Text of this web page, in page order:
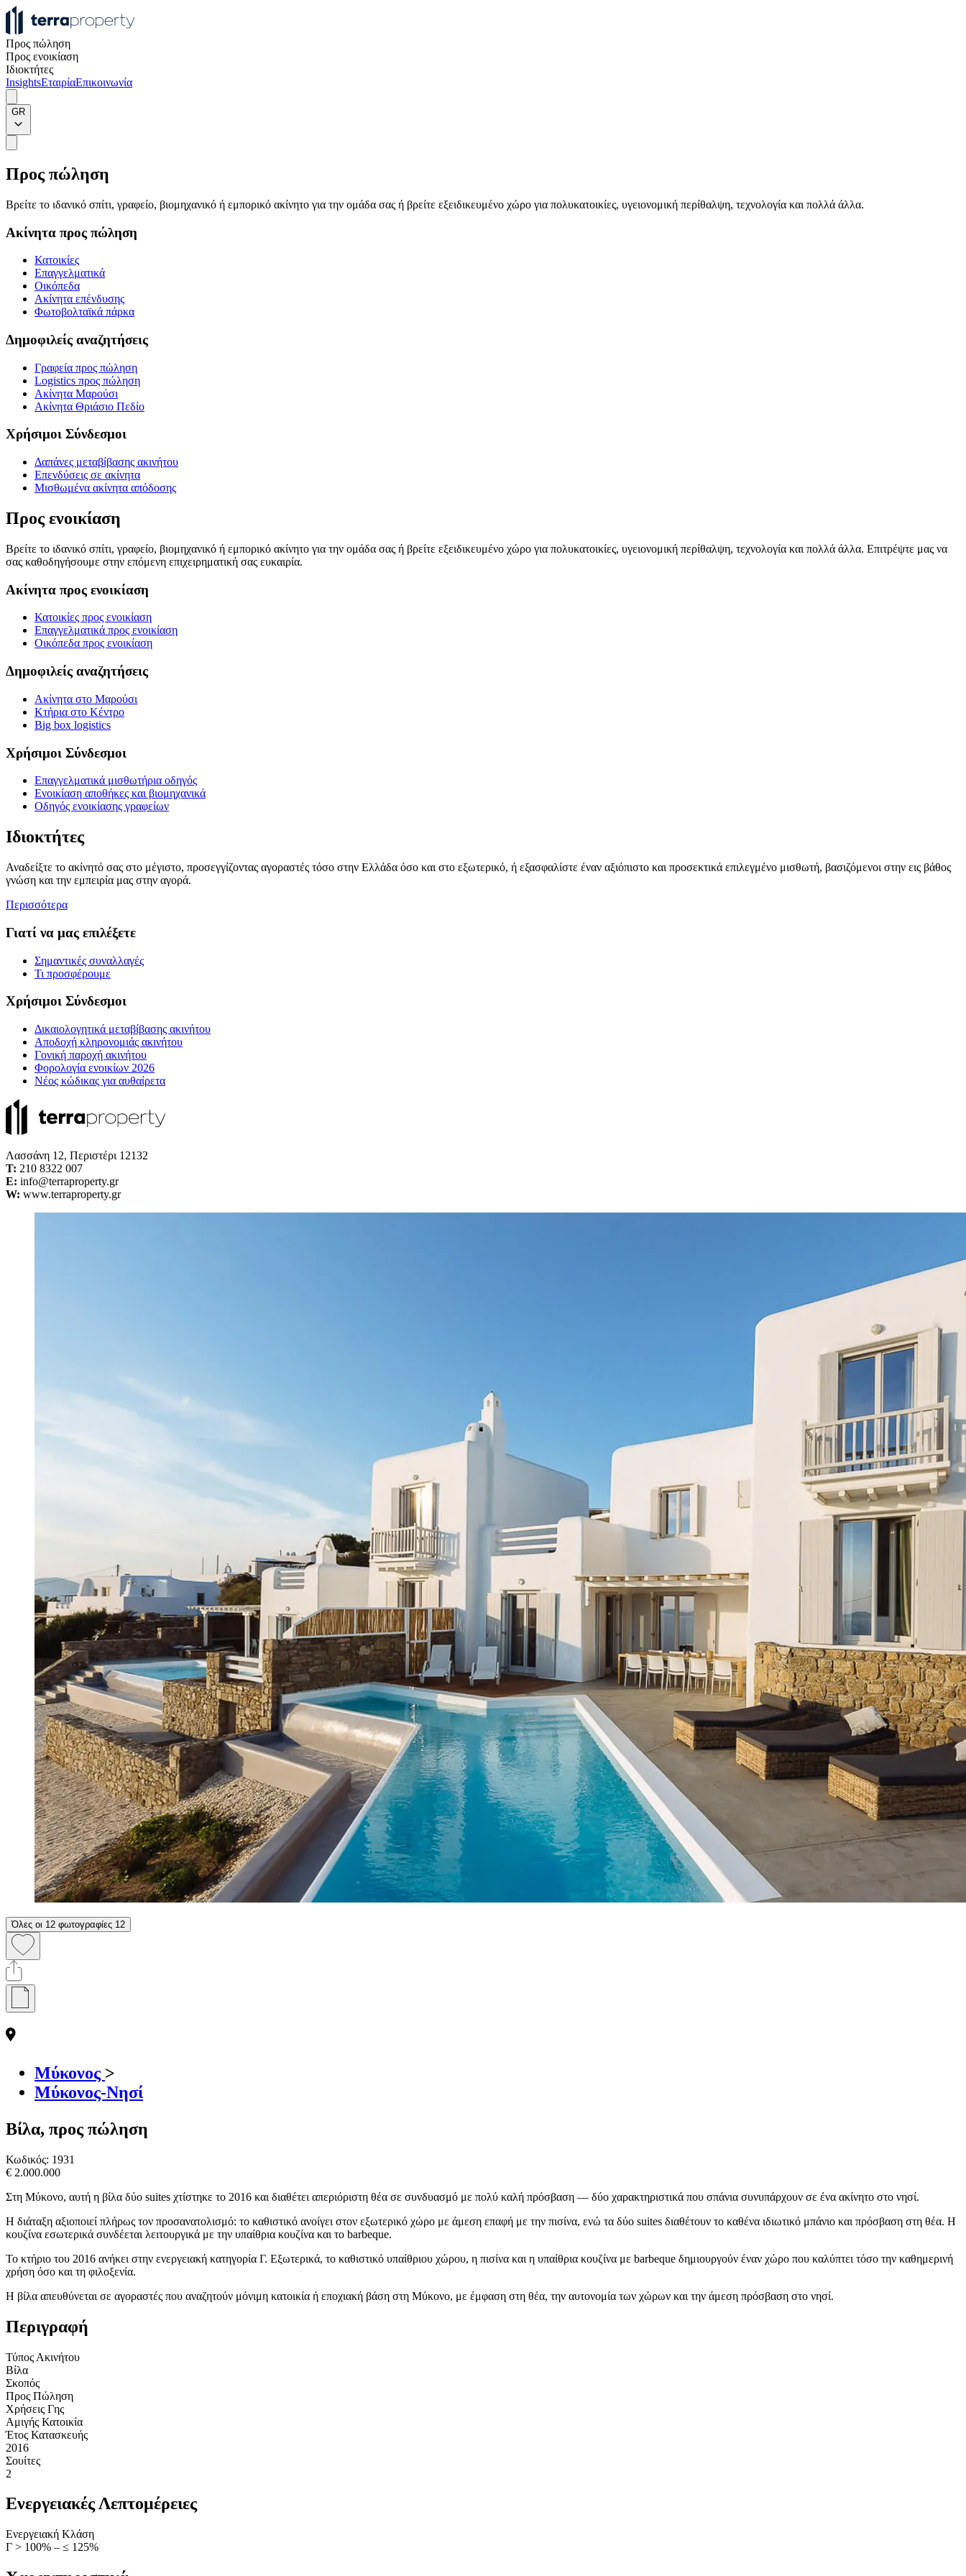
Προς πώληση
Προς ενοικίαση
Ιδιοκτήτες
InsightsΕταιρίαΕπικοινωνία
GR
Προς πώληση
Βρείτε το ιδανικό σπίτι, γραφείο, βιομηχανικό ή εμπορικό ακίνητο για την ομάδα σας ή βρείτε εξειδικευμένο χώρο για πολυκατοικίες, υγειονομική περίθαλψη, τεχνολογία και πολλά άλλα.
Ακίνητα προς πώληση
Κατοικίες
Επαγγελματικά
Οικόπεδα
Ακίνητα επένδυσης
Φωτοβολταϊκά πάρκα
Δημοφιλείς αναζητήσεις
Γραφεία προς πώληση
Logistics προς πώληση
Ακίνητα Μαρούσι
Ακίνητα Θριάσιο Πεδίο
Χρήσιμοι Σύνδεσμοι
Δαπάνες μεταβίβασης ακινήτου
Επενδύσεις σε ακίνητα
Μισθωμένα ακίνητα απόδοσης
Προς ενοικίαση
Βρείτε το ιδανικό σπίτι, γραφείο, βιομηχανικό ή εμπορικό ακίνητο για την ομάδα σας ή βρείτε εξειδικευμένο χώρο για πολυκατοικίες, υγειονομική περίθαλψη, τεχνολογία και πολλά άλλα. Επιτρέψτε μας να
σας καθοδηγήσουμε στην επόμενη επιχειρηματική σας ευκαιρία.
Ακίνητα προς ενοικίαση
Κατοικίες προς ενοικίαση
Επαγγελματικά προς ενοικίαση
Οικόπεδα προς ενοικίαση
Δημοφιλείς αναζητήσεις
Ακίνητα στο Μαρούσι
Κτήρια στο Κέντρο
Big box logistics
Χρήσιμοι Σύνδεσμοι
Επαγγελματικά μισθωτήρια οδηγός
Ενοικίαση αποθήκες και βιομηχανικά
Οδηγός ενοικίασης γραφείων
Ιδιοκτήτες
Αναδείξτε το ακίνητό σας στο μέγιστο, προσεγγίζοντας αγοραστές τόσο στην Ελλάδα όσο και στο εξωτερικό, ή εξασφαλίστε έναν αξιόπιστο και προσεκτικά επιλεγμένο μισθωτή, βασιζόμενοι στην εις βάθος
γνώση και την εμπειρία μας στην αγορά.
Περισσότερα
Γιατί να μας επιλέξετε
Σημαντικές συναλλαγές
Τι προσφέρουμε
Χρήσιμοι Σύνδεσμοι
Δικαιολογητικά μεταβίβασης ακινήτου
Αποδοχή κληρονομιάς ακινήτου
Γονική παροχή ακινήτου
Φορολογία ενοικίων 2026
Νέος κώδικας για αυθαίρετα
Λασσάνη 12, Περιστέρι 12132
Τ: 210 8322 007
E: info@terraproperty.gr
W: www.terraproperty.gr
Όλες οι 12 φωτογραφίες 12
Μύκονος >
Μύκονος-Νησί
Βίλα, προς πώληση
Κωδικός: 1931
€ 2.000.000
Στη Μύκονο, αυτή η βίλα δύο suites χτίστηκε το 2016 και διαθέτει απεριόριστη θέα σε συνδυασμό με πολύ καλή πρόσβαση — δύο χαρακτηριστικά που σπάνια συνυπάρχουν σε ένα ακίνητο στο νησί.
Η διάταξη αξιοποιεί πλήρως τον προσανατολισμό: το καθιστικό ανοίγει στον εξωτερικό χώρο με άμεση επαφή με την πισίνα, ενώ τα δύο suites διαθέτουν το καθένα ιδιωτικό μπάνιο και πρόσβαση στη θέα. Η
κουζίνα εσωτερικά συνδέεται λειτουργικά με την υπαίθρια κουζίνα και το barbeque.
Το κτήριο του 2016 ανήκει στην ενεργειακή κατηγορία Γ. Εξωτερικά, το καθιστικό υπαίθριου χώρου, η πισίνα και η υπαίθρια κουζίνα με barbeque δημιουργούν έναν χώρο που καλύπτει τόσο την καθημερινή
χρήση όσο και τη φιλοξενία.
Η βίλα απευθύνεται σε αγοραστές που αναζητούν μόνιμη κατοικία ή εποχιακή βάση στη Μύκονο, με έμφαση στη θέα, την αυτονομία των χώρων και την άμεση πρόσβαση στο νησί.
Περιγραφή
Τύπος Ακινήτου
Βίλα
Σκοπός
Προς Πώληση
Χρήσεις Γης
Αμιγής Κατοικία
Έτος Κατασκευής
2016
Σουίτες
2
Ενεργειακές Λεπτομέρειες
Ενεργειακή Κλάση
Γ > 100% – ≤ 125%